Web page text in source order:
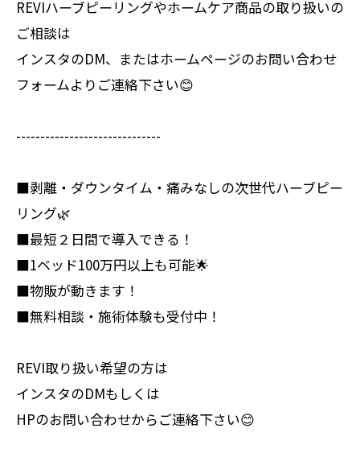
REVIハーブピーリングやホームケア商品の取り扱いの
ご相談は
インスタのDM、またはホームページのお問い合わせ
フォームよりご連絡下さい😊
------------------------------
■剥離・ダウンタイム・痛みなしの次世代ハーブピー
リング🌿
■最短２日間で導入できる！
■1ベッド100万円以上も可能🌟
■物販が動きます！
■無料相談・施術体験も受付中！
REVI取り扱い希望の方は
インスタのDMもしくは
HPのお問い合わせからご連絡下さい😊